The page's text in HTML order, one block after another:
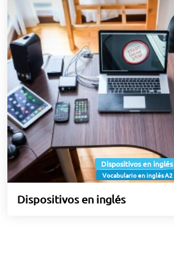
Dispositivos en inglés
Vocabulario en inglés A2
Dispositivos en inglés